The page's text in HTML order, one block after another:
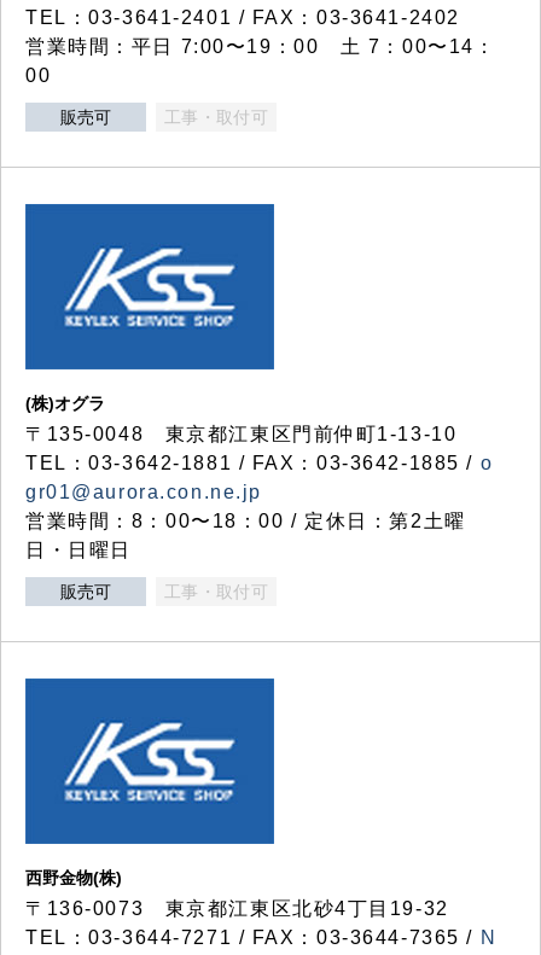
TEL：03-3641-2401 / FAX：03-3641-2402
営業時間：平日 7:00〜19：00 土 7：00〜14：
00
販売可 工事・取付可
(株)オグラ
〒135-0048 東京都江東区門前仲町1-13-10
TEL：03-3642-1881 / FAX：03-3642-1885 / o
gr01@aurora.con.ne.jp
営業時間：8：00〜18：00 / 定休日：第2土曜
日・日曜日
販売可 工事・取付可
西野金物(株)
〒136-0073 東京都江東区北砂4丁目19-32
TEL：03‐3644‐7271 / FAX：03-3644-7365 / N